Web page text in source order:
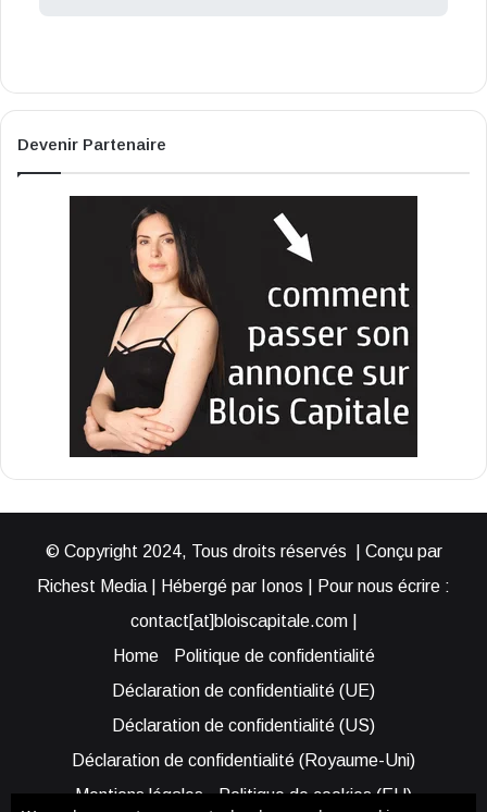
Devenir Partenaire
© Copyright 2024, Tous droits réservés | Conçu par
Richest Media | Hébergé par Ionos | Pour nous écrire :
contact[at]bloiscapitale.com |
Home
Politique de confidentialité
Déclaration de confidentialité (UE)
Déclaration de confidentialité (US)
Déclaration de confidentialité (Royaume-Uni)
Mentions légales
Politique de cookies (EU)